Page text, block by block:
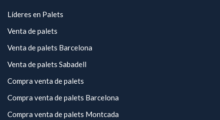
Líderes en Palets
Venta de palets
Venta de palets Barcelona
Venta de palets Sabadell
Compra venta de palets
Compra venta de palets Barcelona
Compra venta de palets Montcada